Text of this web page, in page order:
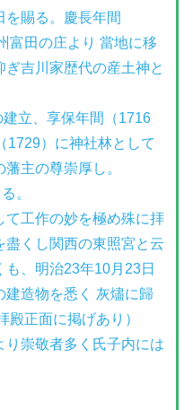
を賜る。慶長年間
富田の庄より 當地に移
吉川家歴代の産土神と
立、享保年間（1716
1729）に神社林として
主の尊崇厚し。
。
工作の妙を極め殊に拝
盡くし関西の東照宮と云
、明治23年10月23日
造物を悉く 灰燼に歸
殿正面に掲げあり）
崇敬者多く氏子内には